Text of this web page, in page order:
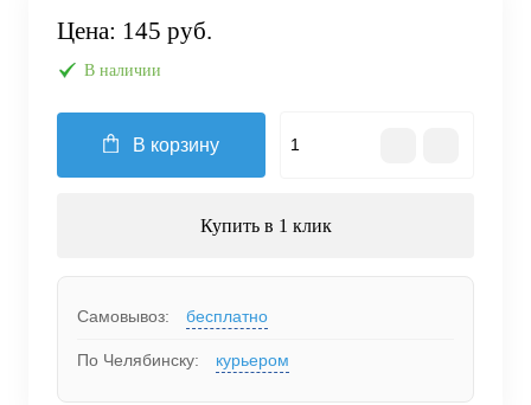
Цена: 145 руб.
В наличии
В корзину
Купить в 1 клик
Самовывоз: бесплатно
По Челябинску: курьером